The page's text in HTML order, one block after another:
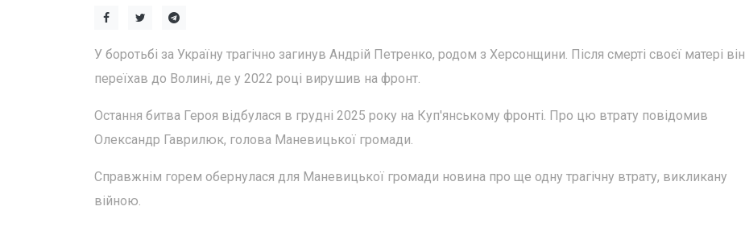
У боротьбі за Україну трагічно загинув Андрій Петренко, родом з Херсонщини. Після смерті своєї матері він
переїхав до Волині, де у 2022 році вирушив на фронт.
Остання битва Героя відбулася в грудні 2025 року на Куп'янському фронті. Про цю втрату повідомив
Олександр Гаврилюк, голова Маневицької громади.
Справжнім горем обернулася для Маневицької громади новина про ще одну трагічну втрату, викликану
війною.